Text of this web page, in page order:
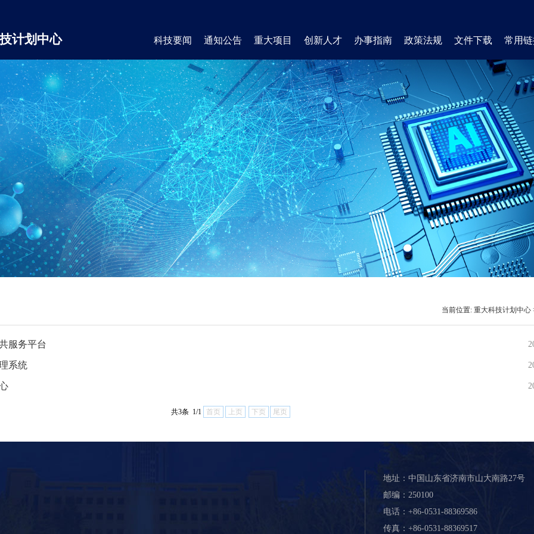
计划中心 科技要闻 通知公告 重大项目 创新人才 办事指南 政策法规 文件下载 常用
当前位置: 重大科技计划中心
服务平台
系统
共3条 1/1 首页 上页 下页 尾页
地址：中国山东省济南市山大南路27号
邮编：250100
电话：+86-0531-88369586
传真：+86-0531-88369517